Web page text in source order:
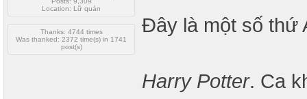
Location: Lữ quán
Thanks: 4744 times
Was thanked: 2372 time(s) in 1741
post(s)
Đây là một số thứ
Harry Potter. Ca